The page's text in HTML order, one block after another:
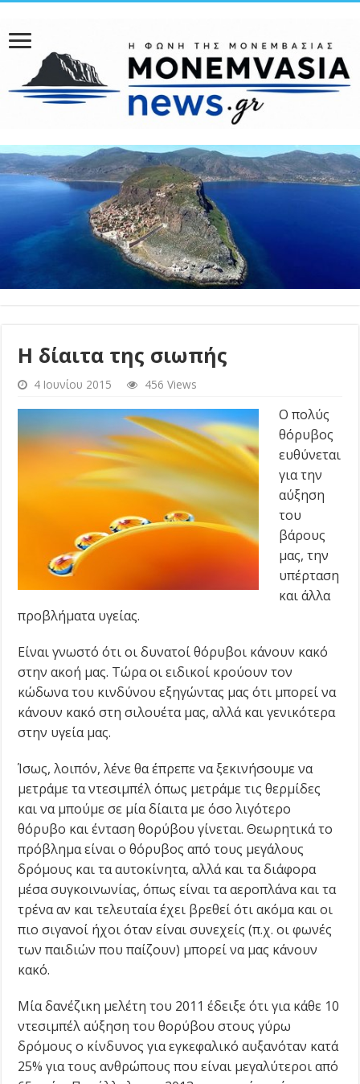
Η δίαιτα της σιωπής
4 Ιουνίου 2015 456 Views
O πολύς
θόρυβος
ευθύνεται
για την
αύξηση
του
βάρους
μας, την
υπέρταση
και άλλα
προβλήματα υγείας.
Είναι γνωστό ότι οι δυνατοί θόρυβοι κάνουν κακό
στην ακοή μας. Τώρα οι ειδικοί κρούουν τον
κώδωνα του κινδύνου εξηγώντας μας ότι μπορεί να
κάνουν κακό στη σιλουέτα μας, αλλά και γενικότερα
στην υγεία μας.
Ίσως, λοιπόν, λένε θα έπρεπε να ξεκινήσουμε να
μετράμε τα ντεσιμπέλ όπως μετράμε τις θερμίδες
και να μπούμε σε μία δίαιτα με όσο λιγότερο
θόρυβο και ένταση θορύβου γίνεται. Θεωρητικά το
πρόβλημα είναι ο θόρυβος από τους μεγάλους
δρόμους και τα αυτοκίνητα, αλλά και τα διάφορα
μέσα συγκοινωνίας, όπως είναι τα αεροπλάνα και τα
τρένα αν και τελευταία έχει βρεθεί ότι ακόμα και οι
πιο σιγανοί ήχοι όταν είναι συνεχείς (π.χ. οι φωνές
των παιδιών που παίζουν) μπορεί να μας κάνουν
κακό.
Μία δανέζικη μελέτη του 2011 έδειξε ότι για κάθε 10
ντεσιμπέλ αύξηση του θορύβου στους γύρω
δρόμους ο κίνδυνος για εγκεφαλικό αυξανόταν κατά
25% για τους ανθρώπους που είναι μεγαλύτεροι από